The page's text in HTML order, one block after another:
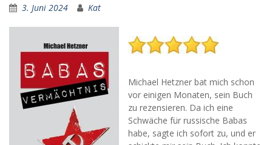
3. Juni 2024 Kat
Michael Hetzner bat mich schon
vor einigen Monaten, sein Buch
zu rezensieren. Da ich eine
Schwäche für russische Babas
habe, sagte ich sofort zu, und er